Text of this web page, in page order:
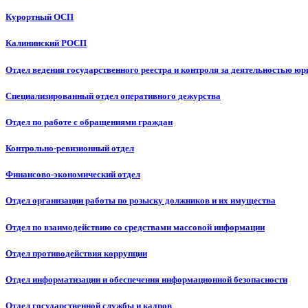
Курортный ОСП
Калининский РОСП
Отдел ведения государственного реестра и контроля за деятельностью
Специализированный отдел оперативного дежурства
Отдел по работе с обращениями граждан
Контрольно-ревизионный отдел
Финансово-экономический отдел
Отдел организации работы по розыску должников и их имущества
Отдел по взаимодействию со средствами массовой информации
Отдел противодействия коррупции
Отдел информатизации и обеспечения информационной безопасности
Отдел государственной службы и кадров